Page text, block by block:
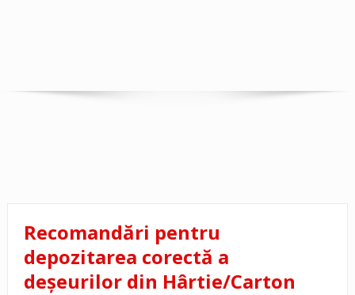
Recomandări pentru
depozitarea corectă a
deșeurilor din Hârtie/Carton